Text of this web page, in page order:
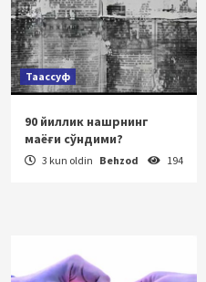
Таассуф
90 йиллик нашрнинг
маёғи сўндими?
3 kun oldin Behzod 194